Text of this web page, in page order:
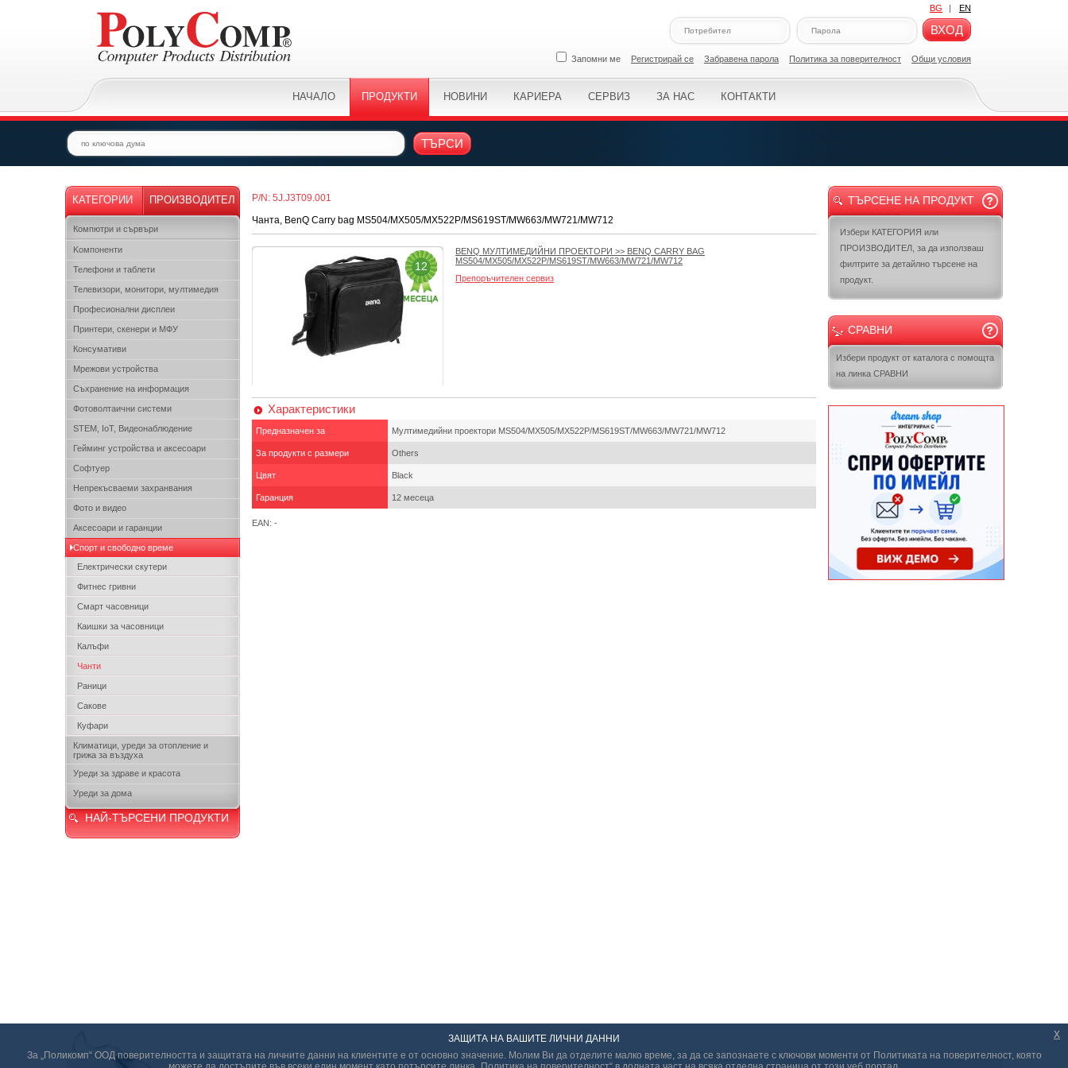
ЗАЩИТА НА ВАШИТЕ ЛИЧНИ ДАННИ
За „Поликомп“ ООД поверителността и защитата на личните данни на клиентите е от основно значение. Молим Ви да отделите малко време, за да се запознаете с ключови моменти от Политиката на поверителност, която
x
BG | EN
ВХОД
Запомни ме Регистрирай се Забравена парола Политикa за поверителност Общи условия
НАЧАЛО ПРОДУКТИ НОВИНИ КАРИЕРА СЕРВИЗ ЗА НАС КОНТАКТИ
ТЪРСИ
КАТЕГОРИИ ПРОИЗВОДИТЕЛ
Компютри и сървъри
Kомпоненти
Телефони и таблети
Телевизори, монитори, мултимедия
Професионални дисплеи
Принтери, скенери и МФУ
Консумативи
Мрежови устройства
Съхранение на информация
Фотоволтаични системи
STEM, IoT, Видеонаблюдение
Гейминг устройства и аксесоари
Софтуер
Непрекъсваеми захранвания
Фото и видео
Аксесоари и гаранции
Спорт и свободно време
Електрически скутери
Фитнес гривни
Смарт часовници
Каишки за часовници
Калъфи
Чанти
Раници
Сакове
Куфари
Климатици, уреди за отопление и
грижа за въздуха
Уреди за здраве и красота
Уреди за дома
НАЙ-ТЪРСЕНИ ПРОДУКТИ
P/N: 5J.J3T09.001
Чанта, BenQ Carry bag MS504/MX505/MX522P/MS619ST/MW663/MW721/MW712
12
BENQ МУЛТИМЕДИЙНИ ПРОЕКТОРИ >> BENQ CARRY BAG
MS504/MX505/MX522P/MS619ST/MW663/MW721/MW712
Препоръчителен сервиз
Характеристики
Предназначен за Мултимедийни проектори MS504/MX505/MX522P/MS619ST/MW663/MW721/MW712
За продукти с размери Others
Цвят Black
Гаранция 12 месеца
EAN: -
ТЪРСЕНЕ НА ПРОДУКТ
Избери КАТЕГОРИЯ или
ПРОИЗВОДИТЕЛ, за да използваш
филтрите за детайлно търсене на
продукт.
СРАВНИ
Избери продукт от каталога с помощта
на линка СРАВНИ